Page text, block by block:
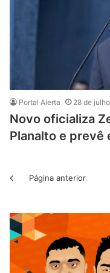
Portal Alerta 28 de
Novo oficializa
Planalto e prevê
Página anterior